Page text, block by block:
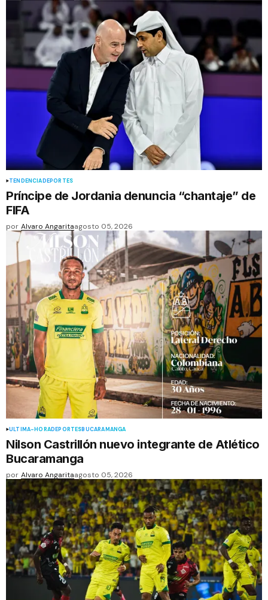
TENDENCIADEPORTES
Príncipe de Jordania denuncia “chantaje” de
FIFA
por Alvaro Angaritaagosto 05, 2026
ÚLTIMA-HORADEPORTESBUCARAMANGA
Nilson Castrillón nuevo integrante de Atlético
Bucaramanga
por Alvaro Angaritaagosto 05, 2026